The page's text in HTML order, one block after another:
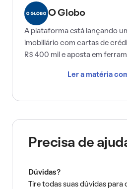
O Globo
A plataforma está lançando
imobiliário com cartas de
R$ 400 mil e aposta em
Ler a matéria
Precisa de
Dúvidas?
Tire todas suas dúvidas